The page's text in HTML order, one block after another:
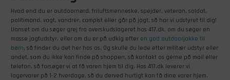
Hvad end du er outdoornørd, friluftsmenneske, spejder, veteran, soldat,
politimand, vagt, vandrer, campist eller går på jagt, så har vi udstyret til dig!
Uanset om du søger grej fra overskudslageret hos 417.dk, om du søger en
masse jagtudstyr, eller om du er på udkig efter en god outdoorjakke til
børn, så finder du det her hos os. Og skulle du lede efter militær udstyr eller
andet, som du ikke kan finde på shoppen, så kontakt os gerne på mail eller
telefon, så forsøger vi at få varen hjem til dig. Hos 417.dk leverer vi
lagervarer på 1-2 hverdage, så du derved hurtigt kan få dine varer hjem.